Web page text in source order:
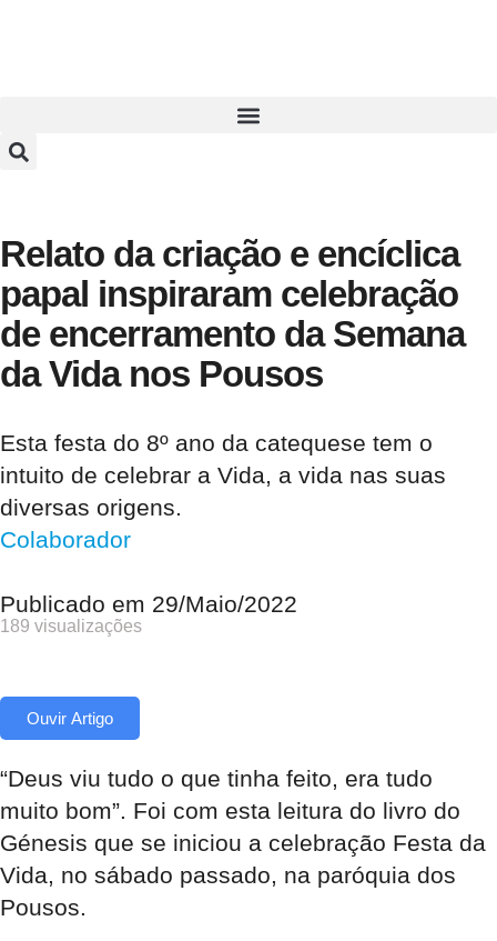
Relato da criação e encíclica
papal inspiraram celebração
de encerramento da Semana
da Vida nos Pousos
Esta festa do 8º ano da catequese tem o
intuito de celebrar a Vida, a vida nas suas
diversas origens.
Colaborador
Publicado em 29/Maio/2022
189 visualizações
Ouvir Artigo
“Deus viu tudo o que tinha feito, era tudo
muito bom”. Foi com esta leitura do livro do
Génesis que se iniciou a celebração Festa da
Vida, no sábado passado, na paróquia dos
Pousos.